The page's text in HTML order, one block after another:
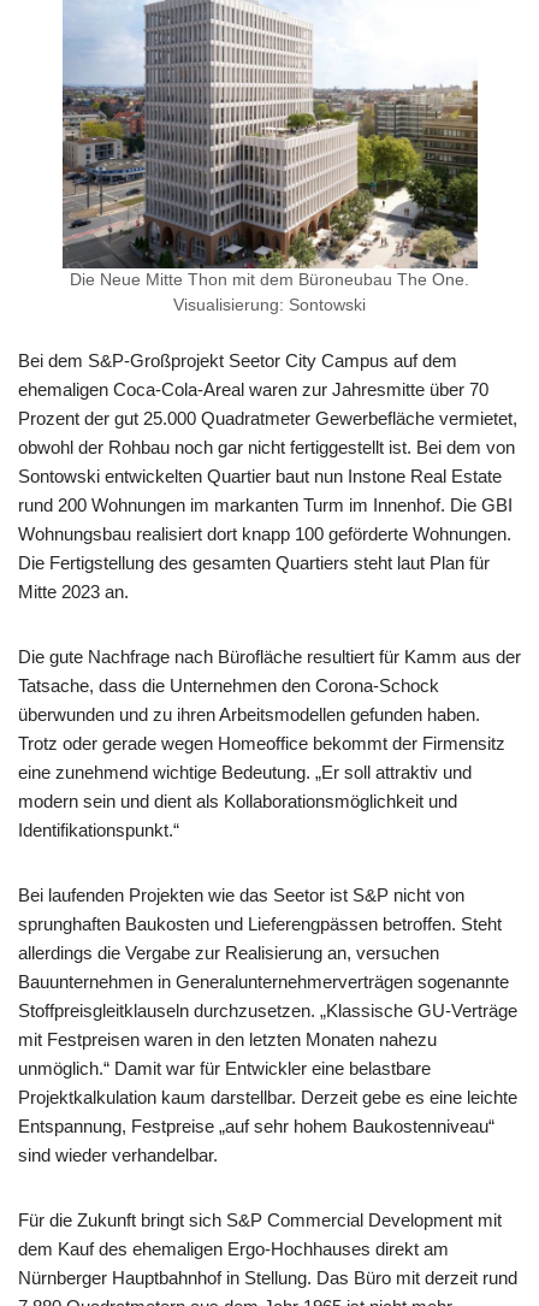
Die Neue Mitte Thon mit dem Büroneubau The One.
Visualisierung: Sontowski
Bei dem S&P-Großprojekt Seetor City Campus auf dem
ehemaligen Coca-Cola-Areal waren zur Jahresmitte über 70
Prozent der gut 25.000 Quadratmeter Gewerbefläche vermietet,
obwohl der Rohbau noch gar nicht fertiggestellt ist. Bei dem von
Sontowski entwickelten Quartier baut nun Instone Real Estate
rund 200 Wohnungen im markanten Turm im Innenhof. Die GBI
Wohnungsbau realisiert dort knapp 100 geförderte Wohnungen.
Die Fertigstellung des gesamten Quartiers steht laut Plan für
Mitte 2023 an.
Die gute Nachfrage nach Bürofläche resultiert für Kamm aus der
Tatsache, dass die Unternehmen den Corona-Schock
überwunden und zu ihren Arbeitsmodellen gefunden haben.
Trotz oder gerade wegen Homeoffice bekommt der Firmensitz
eine zunehmend wichtige Bedeutung. „Er soll attraktiv und
modern sein und dient als Kollaborationsmöglichkeit und
Identifikationspunkt.“
Bei laufenden Projekten wie das Seetor ist S&P nicht von
sprunghaften Baukosten und Lieferengpässen betroffen. Steht
allerdings die Vergabe zur Realisierung an, versuchen
Bauunternehmen in Generalunternehmerverträgen sogenannte
Stoffpreisgleitklauseln durchzusetzen. „Klassische GU-Verträge
mit Festpreisen waren in den letzten Monaten nahezu
unmöglich.“ Damit war für Entwickler eine belastbare
Projektkalkulation kaum darstellbar. Derzeit gebe es eine leichte
Entspannung, Festpreise „auf sehr hohem Baukostenniveau“
sind wieder verhandelbar.
Für die Zukunft bringt sich S&P Commercial Development mit
dem Kauf des ehemaligen Ergo-Hochhauses direkt am
Nürnberger Hauptbahnhof in Stellung. Das Büro mit derzeit rund